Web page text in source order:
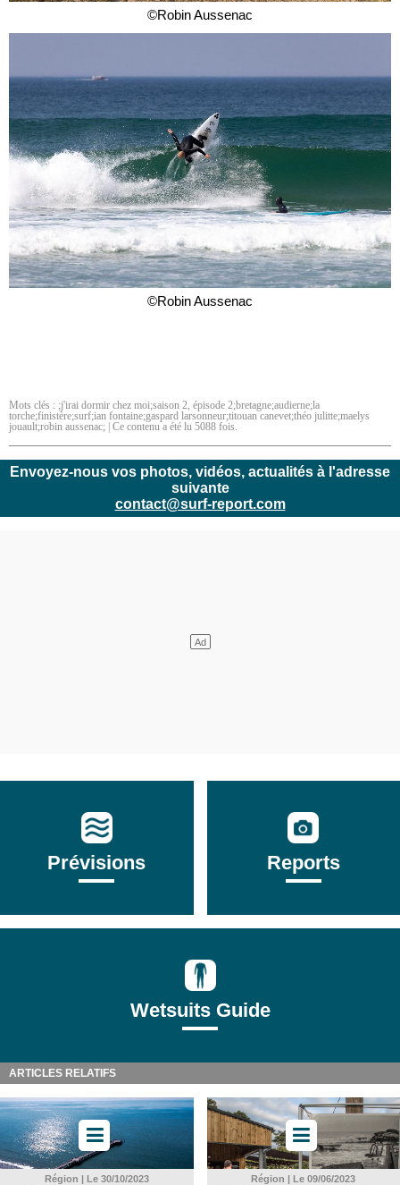
©Robin Aussenac
©Robin Aussenac
Mots clés : ;j'irai dormir chez moi;saison 2, épisode 2;bretagne;audierne;la
torche;finistère;surf;ian fontaine;gaspard larsonneur;titouan canevet;théo julitte;maelys
jouault;robin aussenac; | Ce contenu a été lu 5088 fois.
Envoyez-nous vos photos, vidéos, actualités à l'adresse
suivante
contact@surf-report.com
Prévisions Reports
Wetsuits Guide
ARTICLES RELATIFS
Région | Le 30/10/2023 Région | Le 09/06/2023